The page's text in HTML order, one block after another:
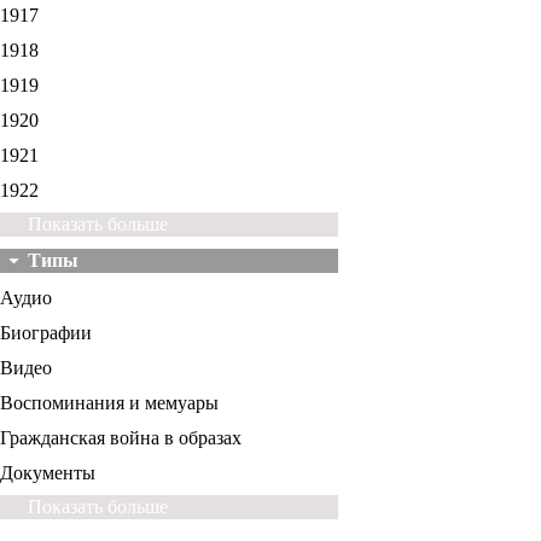
1917
1918
1919
1920
1921
1922
Показать больше
Типы
Аудио
Биографии
Видео
Воспоминания и мемуары
Гражданская война в образах
Документы
Показать больше